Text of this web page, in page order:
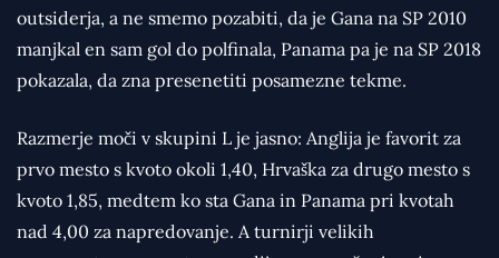
outsiderja, a ne smemo pozabiti, da je Gana na SP 2010
manjkal en sam gol do polfinala, Panama pa je na SP 2018
pokazala, da zna presenetiti posamezne tekme.
Razmerje moči v skupini L je jasno: Anglija je favorit za
prvo mesto s kvoto okoli 1,40, Hrvaška za drugo mesto s
kvoto 1,85, medtem ko sta Gana in Panama pri kvotah
nad 4,00 za napredovanje. A turnirji velikih